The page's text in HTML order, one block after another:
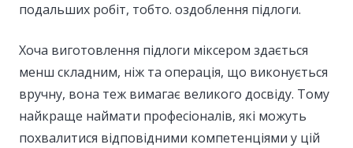
подальших робіт, тобто. оздоблення підлоги.
Хоча виготовлення підлоги міксером здається
менш складним, ніж та операція, що виконується
вручну, вона теж вимагає великого досвіду. Тому
найкраще наймати професіоналів, які можуть
похвалитися відповідними компетенціями у цій